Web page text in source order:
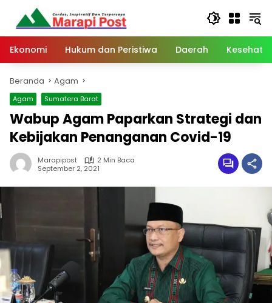
Langsung
konten
Ekonomi
Hukum dan Peristiwa Daerah
Beranda Agam
Agam Sumatera Barat
Wabup Agam Paparkan Strategi dan
Kebijakan Penanganan Covid-19
Marapipost
2 Min Baca
September 2, 2021